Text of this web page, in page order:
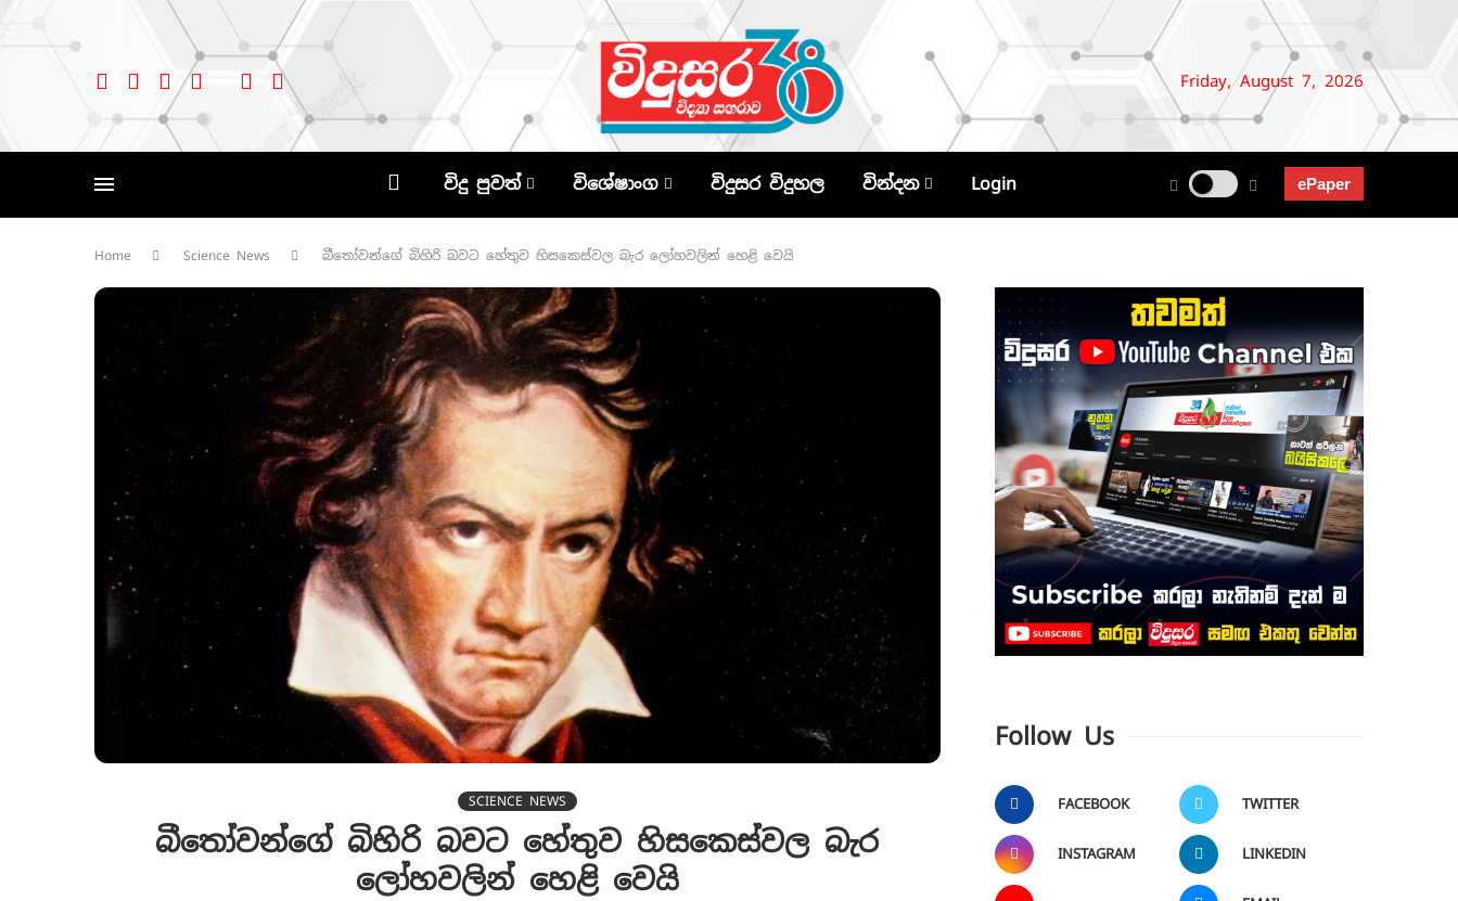
Friday, August 7, 2026
විදු පුවත් විශේෂාංග විදුසර විදුහල වින්දන Login ePaper
Home Science News බීතෝවන්ගේ බිහිරි බවට හේතුව හිසකෙස්වල බැර ලෝහවලින් හෙළි වෙයි
SCIENCE NEWS
බීතෝවන්ගේ බිහිරි බවට හේතුව හිසකෙස්වල බැර
ලෝහවලින් හෙළි වෙයි
Follow Us
FACEBOOK TWITTER
INSTAGRAM LINKEDIN